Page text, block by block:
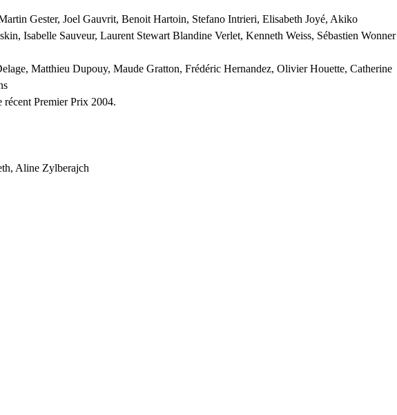
Gester, Joel Gauvrit, Benoit Hartoin, Stefano Intrieri, Elisabeth Joyé, Akiko
Isabelle Sauveur, Laurent Stewart Blandine Verlet, Kenneth Weiss, Sébastien Wonner
Matthieu Dupouy, Maude Gratton, Frédéric Hernandez, Olivier Houette, Catherine
Premier Prix 2004.
Aline Zylberajch